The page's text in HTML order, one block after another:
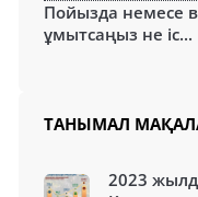
Пойызда немесе
ұмытсаңыз не іс...
ТАНЫМАЛ
2023